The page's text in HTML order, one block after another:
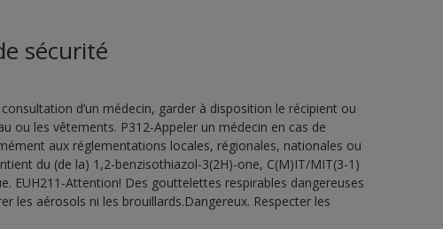
sécurité
d’un médecin, garder à disposition le récipient ou
ou les vêtements. P312-Appeler un médecin en cas de
aux réglementations locales, régionales, nationales ou
du (de la) 1,2-benzisothiazol-3(2H)-one, C(M)IT/MIT(3-1)
EUH211-Attention! Des gouttelettes respirables dangereuses
les aérosols ni les brouillards.Dangereux. Respecter les